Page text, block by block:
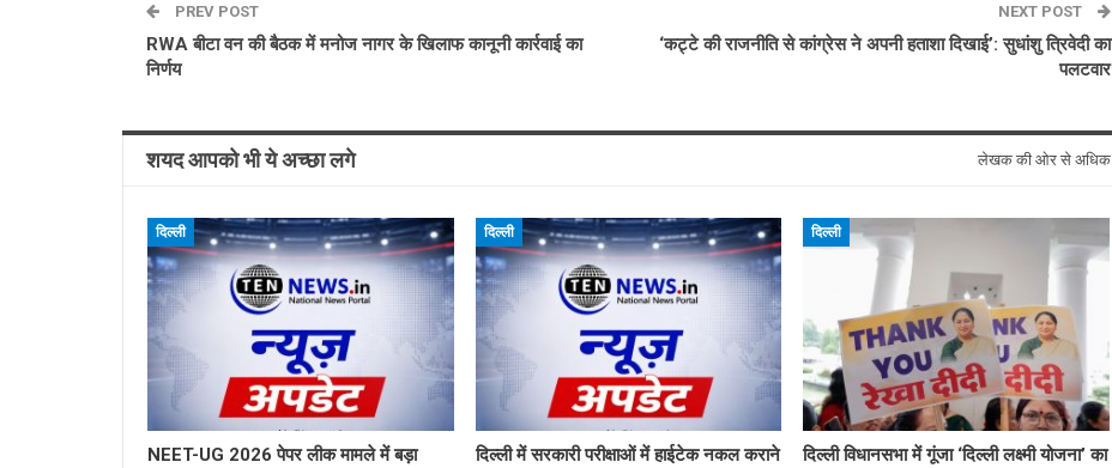
PREV POST
RWA बीटा वन की बैठक में मनोज नागर के खिलाफ कानूनी कार्रवाई का
निर्णय
NEXT POST
‘कट्टे की राजनीति से कांग्रेस ने अपनी हताशा दिखाई’: सुधांशु त्रिवेदी का
पलटवार
शयद आपको भी ये अच्छा लगे लेखक की ओर से अधिक
दिल्ली
NEET-UG 2026 पेपर लीक मामले में बड़ा
दिल्ली
दिल्ली में सरकारी परीक्षाओं में हाईटेक नकल कराने
दिल्ली
दिल्ली विधानसभा में गूंजा ‘दिल्ली लक्ष्मी योजना’ का